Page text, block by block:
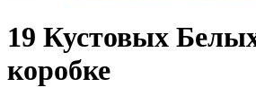
19 Кустовых
коробке